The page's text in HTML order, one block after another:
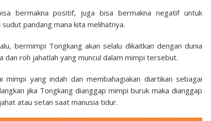
bermakna positif, juga bisa bermakna negatif untuk
pandang mana kita melihatnya.
bermimpi Tongkang akan selalu dikaitkan dengan dunia
roh jahatlah yang muncul dalam mimpi tersebut.
mimpi yang indah dan membahagiakan diartikan sebagai
jika Tongkang dianggap mimpi buruk maka dianggap
atau setan saat manusia tidur.